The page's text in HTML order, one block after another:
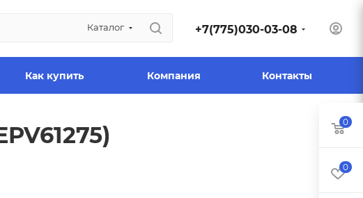
Каталог +7(775)030-03-08
Как купить Компания Контакты
0
0